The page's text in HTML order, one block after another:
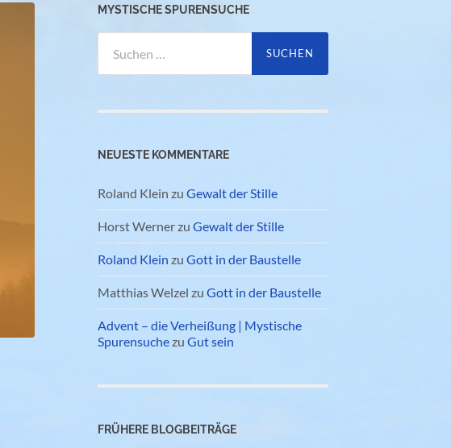
MYSTISCHE SPURENSUCHE
nach:
NEUESTE KOMMENTARE
Roland Klein zu Gewalt der Stille
Horst Wernerzu Gewalt der Stille
Roland Klein zu Gott in der Baustelle
Matthias Welzel zu Gott in der Baustelle
Advent – die Verheißung | Mystische
Spurensuchezu Gut sein
FRÜHERE BLOGBEITRÄGE